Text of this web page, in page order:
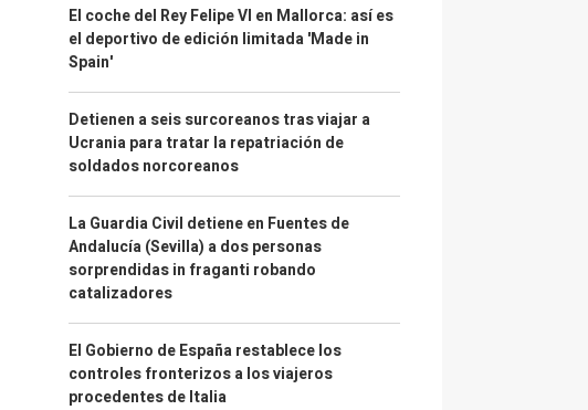
El coche del Rey Felipe VI en Mallorca: así es
el deportivo de edición limitada 'Made in
Spain'
Detienen a seis surcoreanos tras viajar a
Ucrania para tratar la repatriación de
soldados norcoreanos
La Guardia Civil detiene en Fuentes de
Andalucía (Sevilla) a dos personas
sorprendidas in fraganti robando
catalizadores
El Gobierno de España restablece los
controles fronterizos a los viajeros
procedentes de Italia